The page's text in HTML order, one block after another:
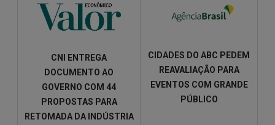
CNI ENTREGA
DOCUMENTO AO
GOVERNO COM 44
PROPOSTAS PARA
RETOMADA DA INDÚSTRIA
CIDADES DO ABC PEDEM
REAVALIAÇÃO PARA
EVENTOS COM GRANDE
PÚBLICO